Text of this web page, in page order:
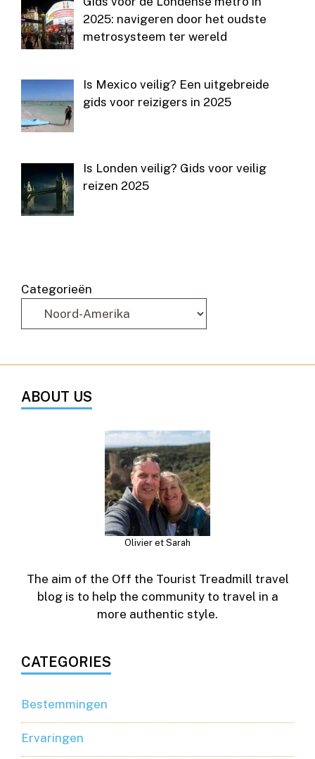
2025: navigeren door het oudste
metrosysteem ter wereld
Is Mexico veilig? Een uitgebreide
gids voor reizigers in 2025
Is Londen veilig? Gids voor veilig
reizen 2025
Categorieën
ABOUT US
Olivier et Sarah
The aim of the Off the Tourist Treadmill travel
blog is to help the community to travel in a
more authentic style.
CATEGORIES
Bestemmingen
Ervaringen